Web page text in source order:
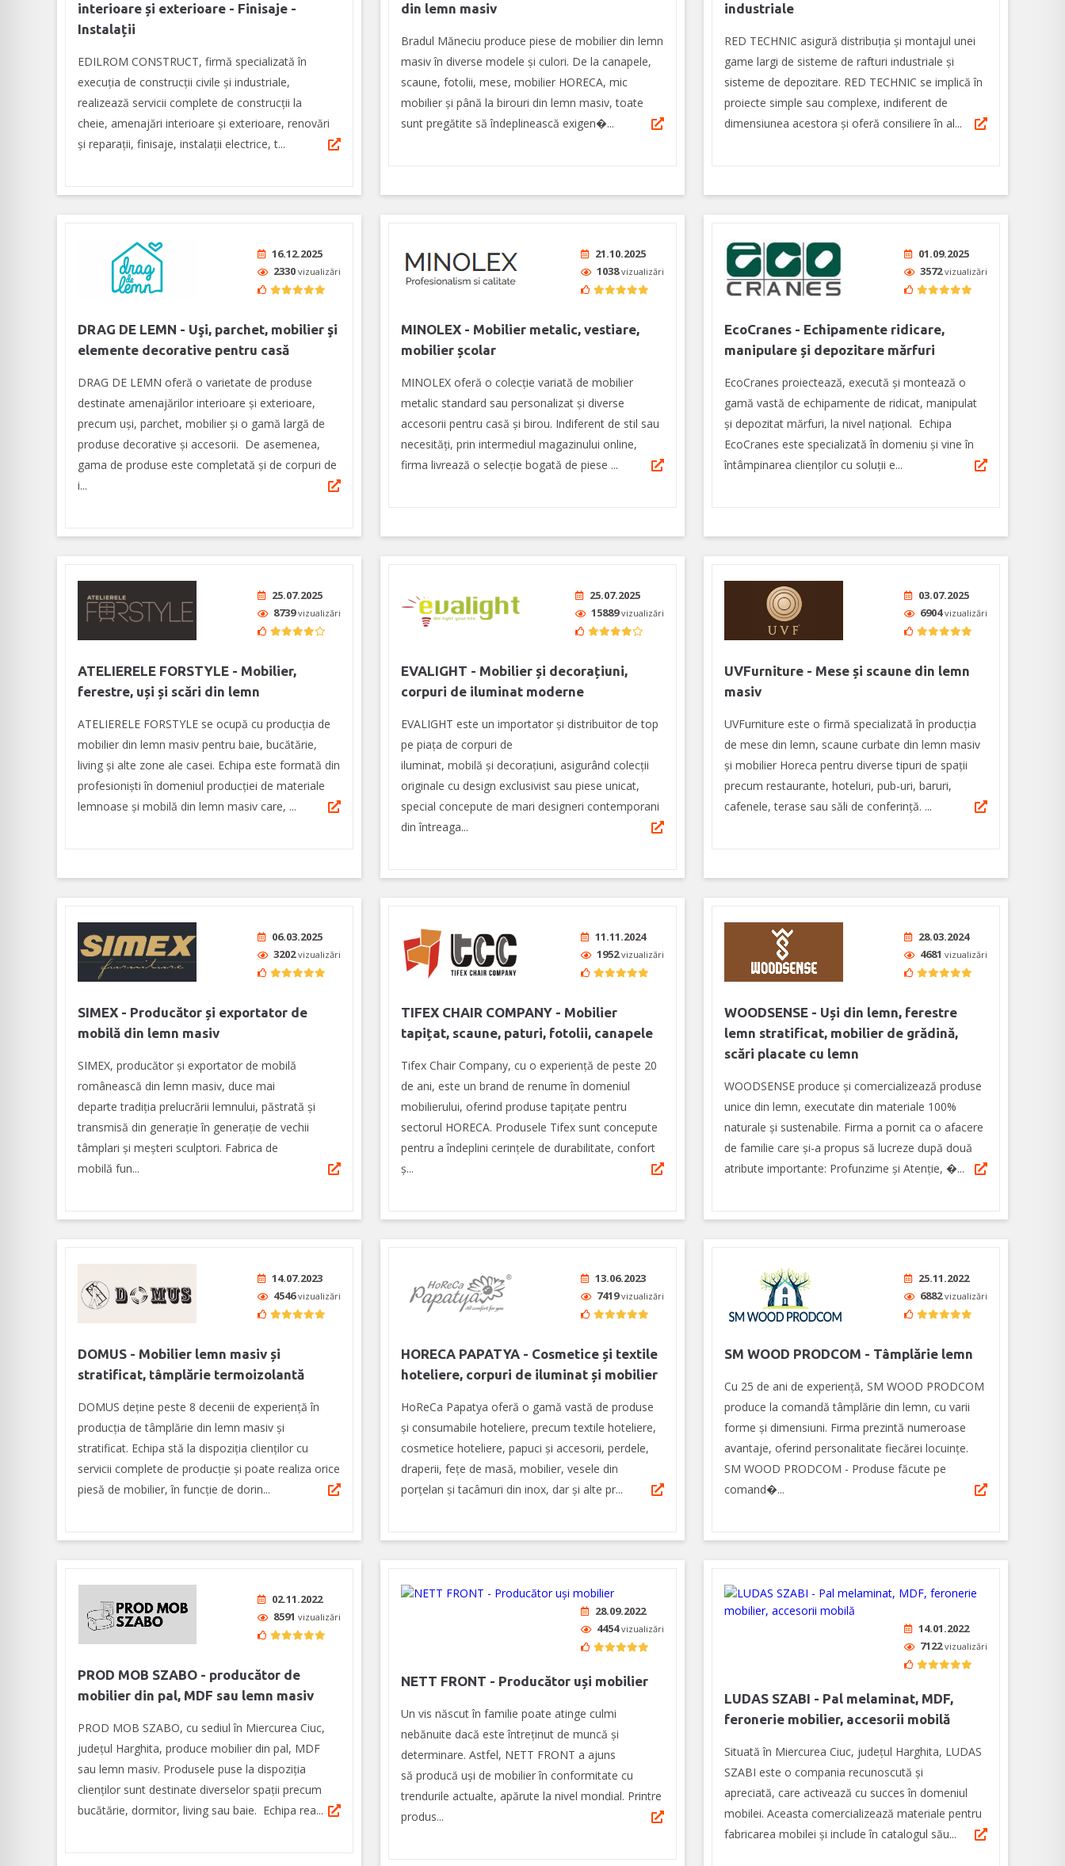
interioare și exterioare - Finisaje -
Instalații
EDILROM CONSTRUCT, firmă specializată în
execuția de construcții civile și industriale,
realizează servicii complete de construcții la
cheie, amenajări interioare şi exterioare, renovări
şi reparaţii, finisaje, instalaţii electrice, t...
din lemn masiv
Bradul Măneciu produce piese de mobilier din lemn
masiv în diverse modele și culori. De la canapele,
scaune, fotolii, mese, mobilier HORECA, mic
mobilier și până la birouri din lemn masiv, toate
sunt pregătite să îndeplinească exigen�...
industriale
RED TECHNIC asigură distribuția și montajul unei
game largi de sisteme de rafturi industriale și
sisteme de depozitare. RED TECHNIC se implică în
proiecte simple sau complexe, indiferent de
dimensiunea acestora și oferă consiliere în al...
16.12.2025
2330 vizualizări
DRAG DE LEMN - Uşi, parchet, mobilier şi
elemente decorative pentru casă
DRAG DE LEMN oferă o varietate de produse
destinate amenajărilor interioare şi exterioare,
precum uşi, parchet, mobilier şi o gamă largă de
produse decorative şi accesorii. De asemenea,
gama de produse este completată şi de corpuri de
i...
21.10.2025
1038vizualizări
MINOLEX - Mobilier metalic, vestiare,
mobilier școlar
MINOLEX oferă o colecție variată de mobilier
metalic standard sau personalizat și diverse
accesorii pentru casă și birou. Indiferent de stil sau
necesități, prin intermediul magazinului online,
firma livrează o selecție bogată de piese ...
01.09.2025
3572vizualizări
EcoCranes - Echipamente ridicare,
manipulare și depozitare mărfuri
EcoCranes proiectează, execută și montează o
gamă vastă de echipamente de ridicat, manipulat
și depozitat mărfuri, la nivel naţional. Echipa
EcoCranes este specializată în domeniu și vine în
întâmpinarea clienților cu soluții e...
25.07.2025
8739vizualizări
ATELIERELE FORSTYLE - Mobilier,
ferestre, uși și scări din lemn
ATELIERELE FORSTYLE se ocupă cu producția de
mobilier din lemn masiv pentru baie, bucătărie,
living și alte zone ale casei. Echipa este formată din
profesioniști în domeniul producției de materiale
lemnoase și mobilă din lemn masiv care, ...
25.07.2025
15889vizualizări
EVALIGHT - Mobilier și decorațiuni,
corpuri de iluminat moderne
EVALIGHT este un importator și distribuitor de top
pe piața de corpuri de
iluminat, mobilă și decorațiuni, asigurând colecții
originale cu design exclusivist sau piese unicat,
special concepute de mari designeri contemporani
din întreaga...
03.07.2025
6904vizualizări
UVFurniture - Mese și scaune din lemn
masiv
UVFurniture este o firmă specializată în producția
de mese din lemn, scaune curbate din lemn masiv
şi mobilier Horeca pentru diverse tipuri de spații
precum restaurante, hoteluri, pub-uri, baruri,
cafenele, terase sau săli de conferință. ...
06.03.2025
3202vizualizări
SIMEX - Producător și exportator de
mobilă din lemn masiv
SIMEX, producător și exportator de mobilă
românească din lemn masiv, duce mai
departe tradiția prelucrării lemnului, păstrată și
transmisă din generație în generație de vechii
tâmplari și meșteri sculptori. Fabrica de
mobilă fun...
11.11.2024
1952vizualizări
TIFEX CHAIR COMPANY - Mobilier
tapițat, scaune, paturi, fotolii, canapele
Tifex Chair Company, cu o experiență de peste 20
de ani, este un brand de renume în domeniul
mobilierului, oferind produse tapițate pentru
sectorul HORECA. Produsele Tifex sunt concepute
pentru a îndeplini cerințele de durabilitate, confort
ș...
28.03.2024
4681 vizualizări
WOODSENSE - Uși din lemn, ferestre
lemn stratificat, mobilier de grădină,
scări placate cu lemn
WOODSENSE produce și comercializează produse
unice din lemn, executate din materiale 100%
naturale și sustenabile. Firma a pornit ca o afacere
de familie care și-a propus să lucreze după două
atribute importante: Profunzime și Atenție, �...
14.07.2023
4546vizualizări
DOMUS ­- Mobilier lemn masiv și
stratificat, tâmplărie termoizolantă
DOMUS deține peste 8 decenii de experiență în
producția de tâmplărie din lemn masiv și
stratificat. Echipa stă la dispoziția clienților cu
servicii complete de producție și poate realiza orice
piesă de mobilier, în funcție de dorin...
13.06.2023
7419vizualizări
HORECA PAPATYA - Cosmetice și textile
hoteliere, corpuri de iluminat și mobilier
HoReCa Papatya oferă o gamă vastă de produse
și consumabile hoteliere, precum textile hoteliere,
cosmetice hoteliere, papuci și accesorii, perdele,
draperii, fețe de masă, mobilier, vesele din
porțelan și tacâmuri din inox, dar și alte pr...
25.11.2022
6882vizualizări
SM WOOD PRODCOM - Tâmplărie lemn
Cu 25 de ani de experiență, SM WOOD PRODCOM
produce la comandă tâmplărie din lemn, cu varii
forme și dimensiuni. Firma prezintă numeroase
avantaje, oferind personalitate fiecărei locuințe.
SM WOOD PRODCOM - Produse făcute pe
comand�...
02.11.2022
8591 vizualizări
PROD MOB SZABO - producător de
mobilier din pal, MDF sau lemn masiv
PROD MOB SZABO, cu sediul în Miercurea Ciuc,
județul Harghita, produce mobilier din pal, MDF
sau lemn masiv. Produsele puse la dispoziția
clienților sunt destinate diverselor spații precum
bucătărie, dormitor, living sau baie. Echipa rea...
28.09.2022
4454vizualizări
NETT FRONT - Producător uși mobilier
Un vis născut în familie poate atinge culmi
nebănuite dacă este întreținut de muncă și
determinare. Astfel, NETT FRONT a ajuns
să producă uși de mobilier în conformitate cu
trendurile actualte, apărute la nivel mondial. Printre
produs...
14.01.2022
7122vizualizări
LUDAS SZABI - Pal melaminat, MDF,
feronerie mobilier, accesorii mobilă
Situată în Miercurea Ciuc, județul Harghita, LUDAS
SZABI este o compania recunoscută și
apreciată, care activează cu succes în domeniul
mobilei. Aceasta comercializează materiale pentru
fabricarea mobilei și include în catalogul său...